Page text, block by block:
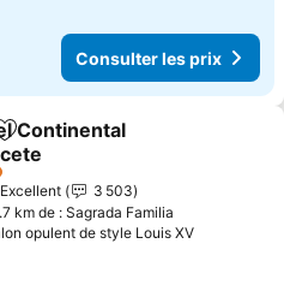
Consulter les prix
Ajouter à mes favoris
Continental
Excellent
3 503
km de : Sagrada Familia
opulent de style Louis XV